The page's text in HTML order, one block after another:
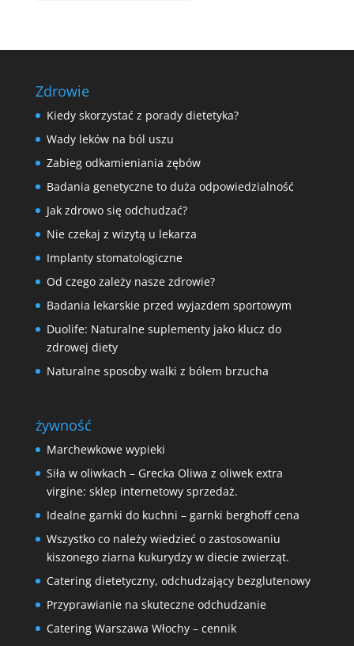
Zdrowie
Kiedy skorzystać z porady dietetyka?
Wady leków na ból uszu
Zabieg odkamieniania zębów
Badania genetyczne to duża odpowiedzialność
Jak zdrowo się odchudzać?
Nie czekaj z wizytą u lekarza
Implanty stomatologiczne
Od czego zależy nasze zdrowie?
Badania lekarskie przed wyjazdem sportowym
Duolife: Naturalne suplementy jako klucz do
zdrowej diety
Naturalne sposoby walki z bólem brzucha
żywność
Marchewkowe wypieki
Siła w oliwkach – Grecka Oliwa z oliwek extra
virgine: sklep internetowy sprzedaż.
Idealne garnki do kuchni – garnki berghoff cena
Wszystko co należy wiedzieć o zastosowaniu
kiszonego ziarna kukurydzy w diecie zwierząt.
Catering dietetyczny, odchudzający bezglutenowy
Przyprawianie na skuteczne odchudzanie
Catering Warszawa Włochy – cennik